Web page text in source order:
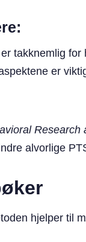
takknemlig for
er
Research
alvorlige
hjelper til